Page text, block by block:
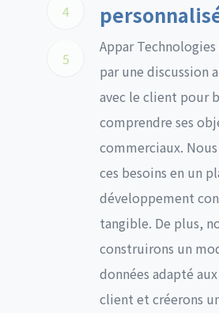
4
5
Appar
par une discussion
avec le client pour
comprendre ses
commerciaux.
ces besoins en un
développement
tangible. De plus,
construirons un
données adapté
client et créerons